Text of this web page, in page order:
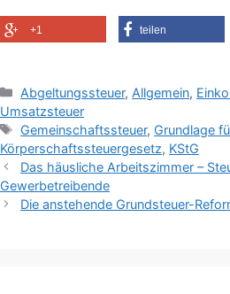
+1 teilen
Kategorien
Abgeltungssteuer, Allgemein,
Umsatzsteuer
Schlagwörter
Gemeinschaftssteuer, Grundlage
Körperschaftssteuergesetz, KStG
Das häusliche Arbeitszimmer –
Gewerbetreibende
Die anstehende Grundsteuer-